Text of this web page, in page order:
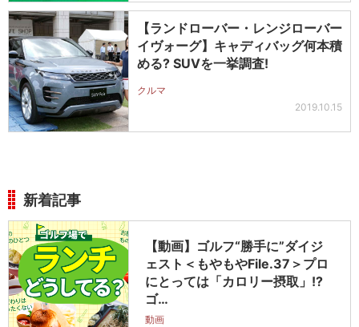
【ランドローバー・レンジローバー
イヴォーグ】キャディバッグ何本積
める? SUVを一挙調査!
クルマ
2019.10.15
新着記事
【動画】ゴルフ“勝手に”ダイジ
ェスト＜もやもやFile.37＞プロ
にとっては「カロリー摂取」!?
ゴ…
動画